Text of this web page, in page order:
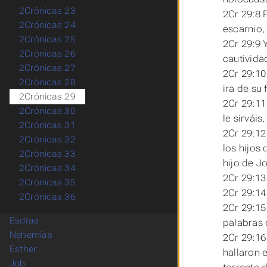
2Cr 29:8
2Cr 29:9
2Cr
ira de su
2Cr
le
2Cr
los hijos
hijo de
2Cr
2Cr
2Cr
palabras
2Cr
hallaron
2Crónicas 23
2Crónicas 24
2Crónicas 25
2Crónicas 26
2Crónicas 27
2Crónicas 28
2Crónicas 29
2Crónicas 30
2Crónicas 31
2Crónicas 32
2Crónicas 33
2Crónicas 34
2Crónicas 35
2Crónicas 36
Esdras
Nehemías
Esther
Job